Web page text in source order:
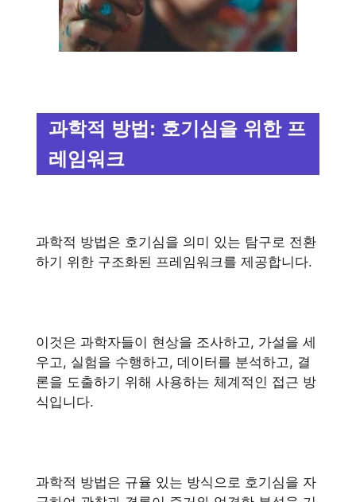
과학적 방법: 호기심을 위한 프
레임워크
과학적 방법은 호기심을 의미 있는 탐구로 전환
하기 위한 구조화된 프레임워크를 제공합니다.
이것은 과학자들이 현상을 조사하고, 가설을 세
우고, 실험을 수행하고, 데이터를 분석하고, 결
론을 도출하기 위해 사용하는 체계적인 접근 방
식입니다.
과학적 방법은 규율 있는 방식으로 호기심을 자